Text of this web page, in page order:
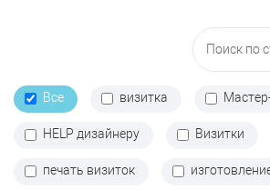
Все визитка
HELP дизайнеру Визитки
печать визиток